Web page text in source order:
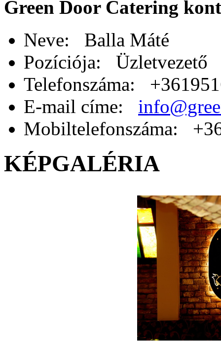
Green Door Catering
Neve: Balla Máté
Pozíciója: Üzletvezető
Telefonszáma:
E-mail címe:
Mobiltelefonszáma:
KÉPGALÉRIA